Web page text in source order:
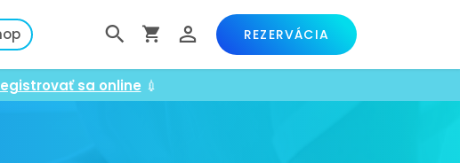
REZERVÁCIA
sa online 💉